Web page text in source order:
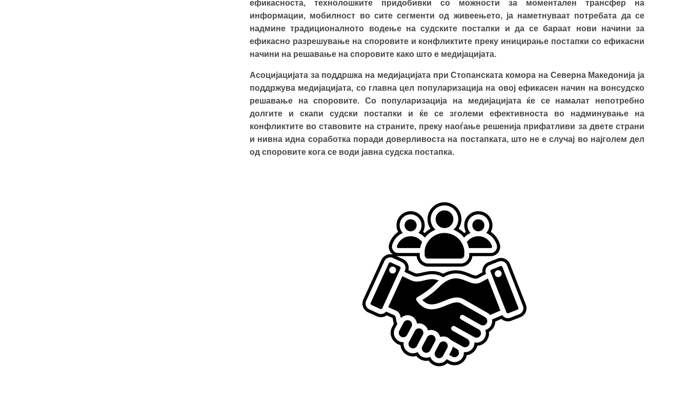
ефикасноста, технолошките придобивки со можности за моментален трансфер на
информации, мобилност во сите сегменти од живеењето, ја наметнуваат потребата да се
надмине традиционалното водење на судските постапки и да се бараат нови начини за
ефикасно разрешување на споровите и конфликтите преку иницирање постапки со ефикасни
начини на решавање на споровите како што е медијацијата.
Асоцијацијата за поддршка на медијацијата при Стопанската комора на Северна Македонија ја
поддржува медијацијата, со главна цел популаризација на овој ефикасен начин на вонсудско
решавање на споровите. Со популаризација на медијацијата ќе се намалат непотребно
долгите и скапи судски постапки и ќе се зголеми ефективноста во надминување на
конфликтите во ставовите на страните, преку наоѓање решенија прифатливи за двете страни
и нивна идна соработка поради доверливоста на постапката, што не е случај во најголем дел
од споровите кога се води јавна судска постапка.